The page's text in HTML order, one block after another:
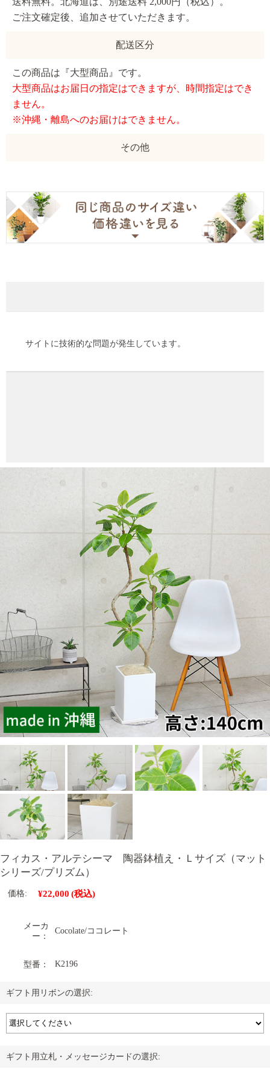
ご注文確定後、追加させていただきます。
配送区分
この商品は『大型商品』です。
大型商品はお届日の指定はできますが、時間指定はでき
ません。
※沖縄・離島へのお届けはできません。
その他
フィカス・アルテシーマ 陶器鉢植え・Ｌサイズ（マット
シリーズ/プリズム）
価格: ¥22,000 (税込)
メーカ
ー：
Cocolate/ココレート
型番： K2196
ギフト用リボンの選択:
ギフト用立札・メッセージカードの選択: